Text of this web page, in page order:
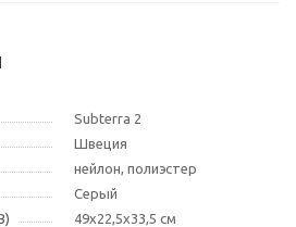
Subterra 2
Швеция
нейлон, полиэстер
Cерый
49x22,5x33,5 см